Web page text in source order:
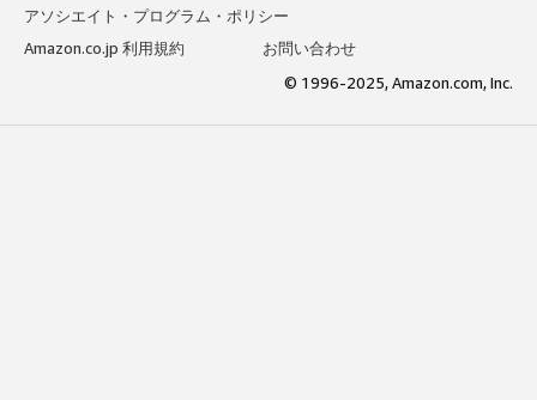
アソシエイト・プログラム・ポリシー
Amazon.co.jp 利用規約
お問い合わせ
© 1996-2025, Amazon.com, Inc.